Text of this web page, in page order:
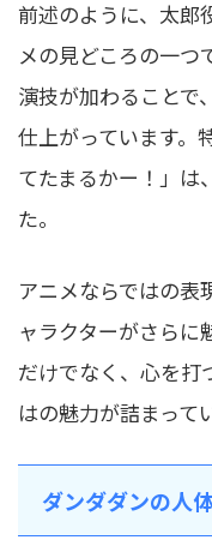
前述のように、太郎
メの見どころの一つ
演技が加わることで
仕上がっています。
てたまるかー！」は
た。
アニメならではの表
ャラクターがさらに
だけでなく、心を打
はの魅力が詰まって
ダンダダンの人